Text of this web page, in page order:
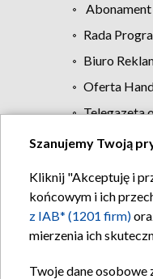
Rada
Biuro
Oferta
Telegazeta
Szanujemy Twoją
Kliknij "Akceptuję i
końcowym i ich
z IAB* (1201 firm)
mierzenia ich
Twoje dane osobowe